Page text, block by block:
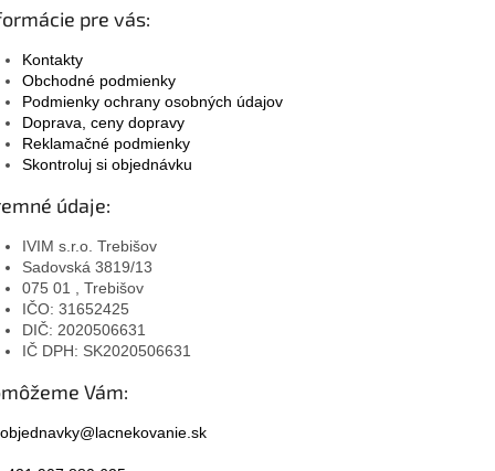
pre vás:
Kontakty
Obchodné podmienky
Podmienky ochrany osobných údajov
Doprava, ceny dopravy
Reklamačné podmienky
Skontroluj si objednávku
údaje:
IVIM s.r.o. Trebišov
Sadovská 3819/13
075 01 , Trebišov
IČO: 31652425
DIČ: 2020506631
IČ DPH: SK2020506631
Vám:
objednavky@lacnekovanie.sk